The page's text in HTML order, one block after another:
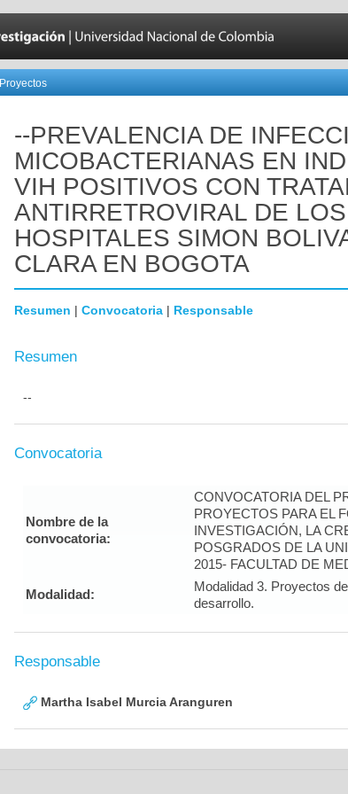
Proyectos
--PREVALENCIA DE
MICOBACTERIANAS EN
VIH POSITIVOS CON
ANTIRRETROVIRAL DE LOS
HOSPITALES SIMON
CLARA EN BOGOTA
Resumen | Convocatoria | Responsable
Resumen
--
Convocatoria
Nombre de la
convocatoria:
CONVOCATORIA DEL
PROYECTOS PARA EL
INVESTIGACIÓN, LA
POSGRADOS DE LA
2015- FACULTAD DE
Modalidad:
Modalidad 3. Proyectos
desarrollo.
Responsable
Martha Isabel Murcia Aranguren